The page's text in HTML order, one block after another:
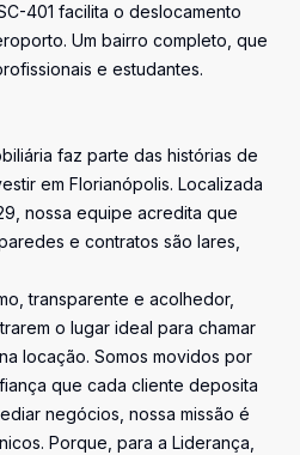
401 facilita o deslocamento
Um bairro completo, que
e estudantes.
faz parte das histórias de
em Florianópolis. Localizada
nossa equipe acredita que
e contratos são lares,
transparente e acolhedor,
o lugar ideal para chamar
locação. Somos movidos por
que cada cliente deposita
negócios, nossa missão é
Porque, para a Liderança,